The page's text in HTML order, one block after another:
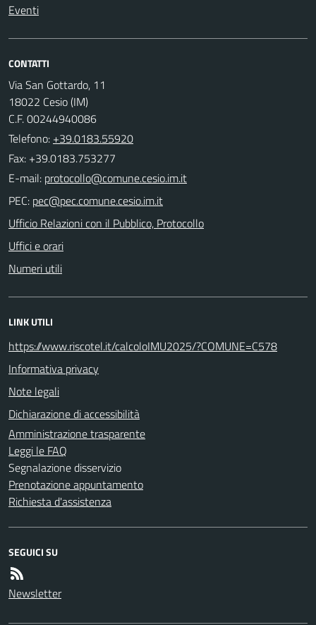
Eventi
CONTATTI
Via San Gottardo, 11
18022 Cesio (IM)
C.F. 00244940086
Telefono: +39.0183.55920
Fax: +39.0183.753277
E-mail:
PEC:
Ufficio Relazioni con il Pubblico, Protocollo
Uffici e orari
Numeri utili
LINK UTILI
https://www.riscotel.it/calcoloIMU2025/?COMUNE=C578
Informativa privacy
Note legali
Dichiarazione di accessibilità
Amministrazione trasparente
Leggi le FAQ
Segnalazione disservizio
Prenotazione appuntamento
Richiesta d'assistenza
SEGUICI SU
Newsletter